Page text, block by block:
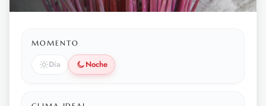
MOMENTO
Día Noche